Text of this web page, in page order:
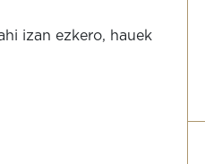
izan ezkero, hauek